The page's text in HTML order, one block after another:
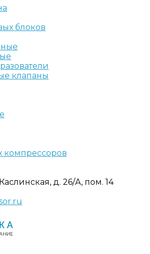
блоков
клапаны
компрессоров
д. 26/А, пом. 14